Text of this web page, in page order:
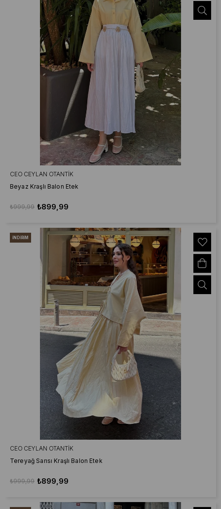
CEO CEYLAN OTANTIK
Beyaz Kraşlı Balon Etek
₺899,99
₺999,99
CEO CEYLAN OTANTIK
Tereyağ Sarısı Kraşlı Balon Etek
₺899,99
₺999,99
İNDIRIM